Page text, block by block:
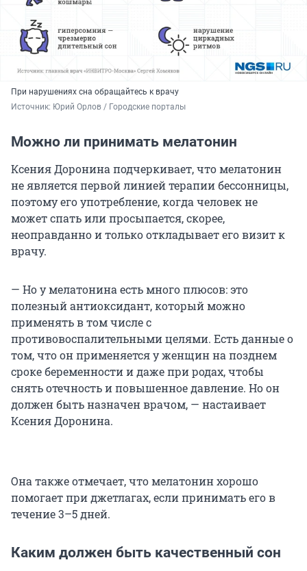
При нарушениях сна обращайтесь к врачу
Источник: Юрий Орлов / Городские порталы
Можно ли принимать мелатонин
Ксения Доронина подчеркивает, что мелатонин
не является первой линией терапии бессонницы,
поэтому его употребление, когда человек не
может спать или просыпается, скорее,
неоправданно и только откладывает его визит к
врачу.
— Но у мелатонина есть много плюсов: это
полезный антиоксидант, который можно
применять в том числе с
противовоспалительными целями. Есть данные о
том, что он применяется у женщин на позднем
сроке беременности и даже при родах, чтобы
снять отечность и повышенное давление. Но он
должен быть назначен врачом, — настаивает
Ксения Доронина.
Она также отмечает, что мелатонин хорошо
помогает при джетлагах, если принимать его в
течение 3–5 дней.
Каким должен быть качественный сон